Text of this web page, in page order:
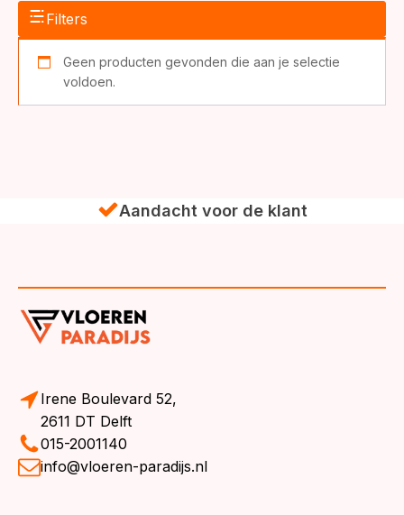
Filters
Geen producten gevonden die aan je selectie
voldoen.
Aandacht voor de klant
Irene Boulevard 52,
2611 DT Delft
015-2001140
info@vloeren-paradijs.nl